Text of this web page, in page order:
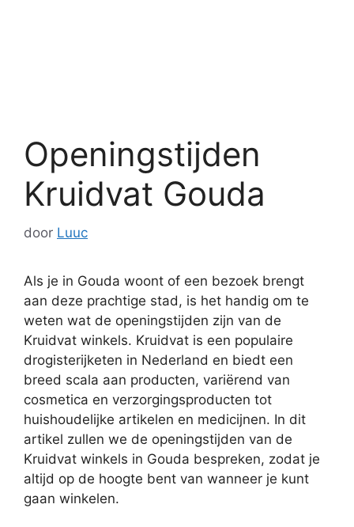
Openingstijden
Kruidvat Gouda
door Luuc
Als je in Gouda woont of een bezoek brengt
aan deze prachtige stad, is het handig om te
weten wat de openingstijden zijn van de
Kruidvat winkels. Kruidvat is een populaire
drogisterijketen in Nederland en biedt een
breed scala aan producten, variërend van
cosmetica en verzorgingsproducten tot
huishoudelijke artikelen en medicijnen. In dit
artikel zullen we de openingstijden van de
Kruidvat winkels in Gouda bespreken, zodat je
altijd op de hoogte bent van wanneer je kunt
gaan winkelen.